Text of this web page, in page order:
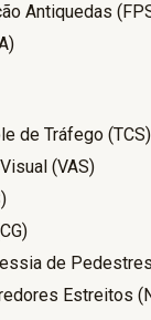
Antiquedas
de Tráfego (TCS)
(VAS)
de
Estreitos